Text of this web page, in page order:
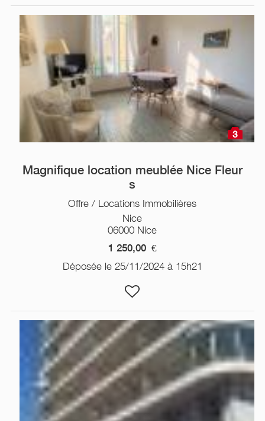
3
Magnifique location meublée Nice Fleur
s
Offre / Locations Immobilières
Nice
06000 Nice
1 250,00 €
Déposée le 25/11/2024 à 15h21